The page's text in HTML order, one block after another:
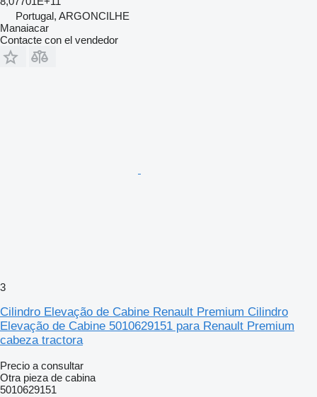
Portugal, ARGONCILHE
Manaiacar
Contacte con el vendedor
3
Cilindro Elevação de Cabine Renault Premium Cilindro
Elevação de Cabine 5010629151 para Renault Premium
cabeza tractora
Precio a consultar
Otra pieza de cabina
5010629151